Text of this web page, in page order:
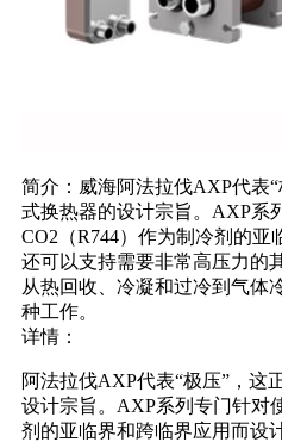
简介：威海阿法拉伐AXP代表
式换热器的设计宗旨。AXP系
CO2（R744）作为制冷剂的亚
还可以支持需要非常高压力的
从热回收、冷凝和过冷到气体
种工作。
详情：
阿法拉伐AXP代表“极压”，这
设计宗旨。AXP系列专门针对
剂的亚临界和跨临界应用而设